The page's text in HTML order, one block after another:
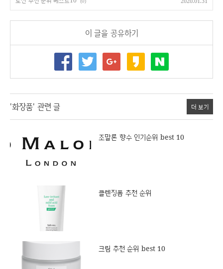
이 글을 공유하기
'화장품' 관련 글 더 보기
조말론 향수 인기순위 best 10
클렌징폼 추천 순위
크림 추천 순위 best 10